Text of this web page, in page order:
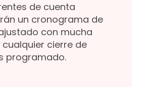
de cuenta
un cronograma de
con mucha
cierre de
programado.